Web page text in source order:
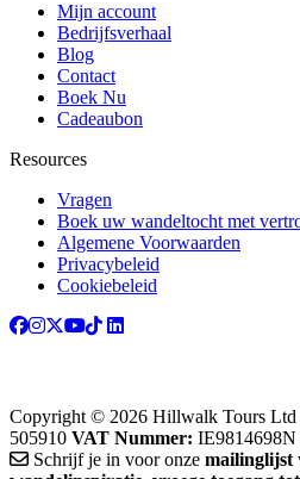
Mijn account
Bedrijfsverhaal
Blog
Contact
Boek Nu
Cadeaubon
Resources
Vragen
Boek uw wandeltocht met
Algemene Voorwaarden
Privacybeleid
Cookiebeleid
Copyright © 2026 Hillwalk Tours Ltd
505910 VAT Nummer: IE9814698N
Schrijf je in voor onze mailinglijst